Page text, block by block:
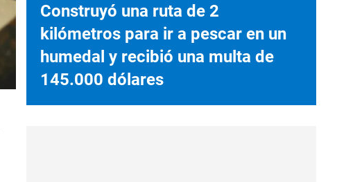
Construyó una ruta de 2
kilómetros para ir a pescar en un
humedal y recibió una multa de
145.000 dólares